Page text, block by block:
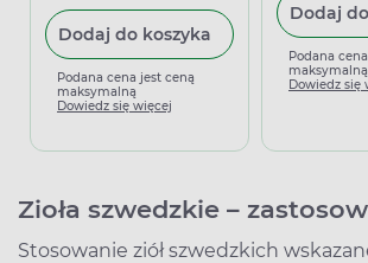
Dodaj do koszyka
Podana cena jest ceną
maksymalną
Dowiedz się więcej
Podana
maksymalną
Dowiedz się
Zioła szwedzkie –
Stosowanie ziół szwedzkich